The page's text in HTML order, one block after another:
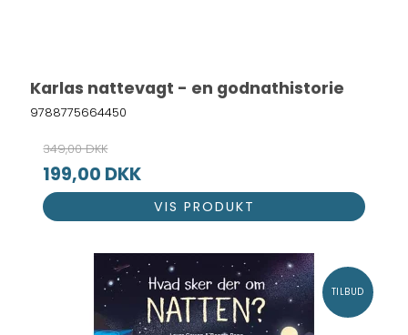
Karlas nattevagt - en godnathistorie
9788775664450
349,00 DKK
199,00 DKK
VIS PRODUKT
TILBUD